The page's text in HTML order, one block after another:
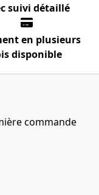
suivi détaillé
en plusieurs
disponible
commande